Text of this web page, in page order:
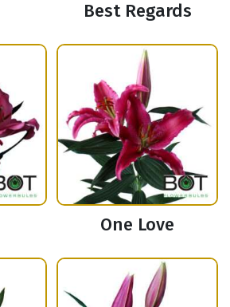
Best Regards
One Love